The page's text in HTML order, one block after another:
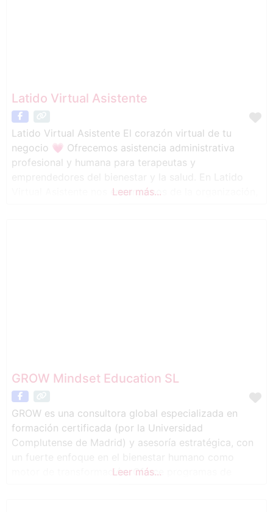
Latido Virtual Asistente
Latido Virtual Asistente El corazón virtual de tu
negocio 💗 Ofrecemos asistencia administrativa
profesional y humana para terapeutas y
Virtual Asistente nos encargamos de la organización,
Leer más...
GROW Mindset Education SL
GROW es una consultora global especializada en
formación certificada (por la Universidad
Complutense de Madrid) y asesoría estratégica, con
un fuerte enfoque en el bienestar humano como
motor de transformación. Ofrece programas de
Leer más...